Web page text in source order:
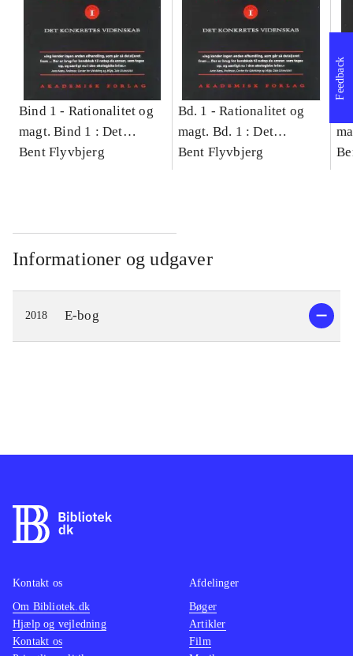
Bind 1 - Rationalitet og
magt. Bind 1 : Det
konkretes videnskab
Bent Flyvbjerg
Bd. 1 -Rationalitet og
magt. Bd. 1 : Det
konkretes videnskab
Bent Flyvbjerg
Informationer og udgaver
2018 E-bog
Feedback
Kontakt os
Om Bibliotek.dk
Hjælp og vejledning
Kontakt os
Afdelinger
Bøger
Artikler
Film